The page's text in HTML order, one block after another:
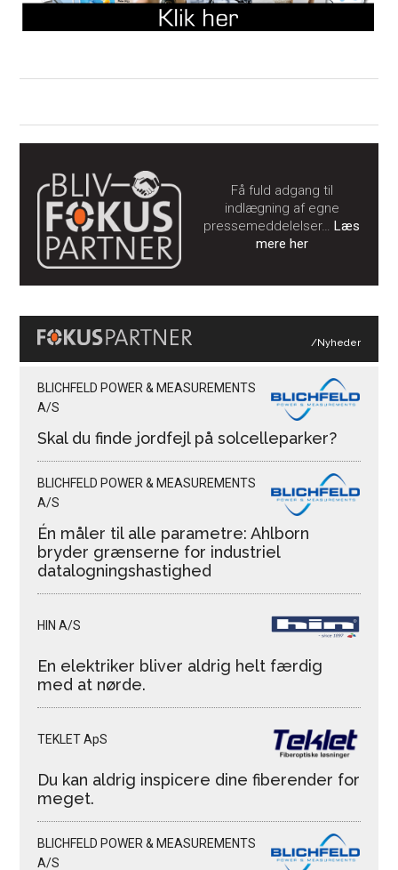
Få fuld adgang til
indlægning af egne
pressemeddelelser…Læs
mere her
/Nyheder
BLICHFELD POWER & MEASUREMENTS
A/S
Skal du finde jordfejl på solcelleparker?
BLICHFELD POWER & MEASUREMENTS
A/S
Én måler til alle parametre: Ahlborn
bryder grænserne for industriel
datalogningshastighed
HIN A/S
En elektriker bliver aldrig helt færdig
med at nørde.
TEKLET ApS
Du kan aldrig inspicere dine fiberender for
meget.
BLICHFELD POWER & MEASUREMENTS
A/S